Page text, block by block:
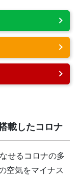
載したコロナ
せるコロナの多
空気をマイナス